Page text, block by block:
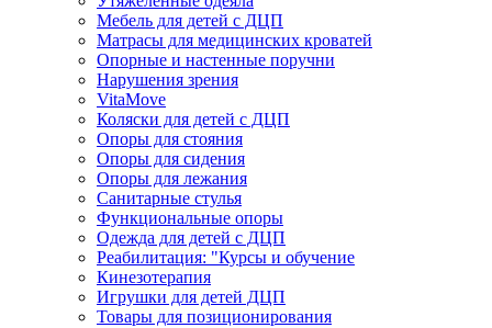
Мебель для детей с ДЦП
Матрасы для медицинских кроватей
Опорные и настенные поручни
Нарушения зрения
VitaMove
Коляски для детей с ДЦП
Опоры для стояния
Опоры для сидения
Опоры для лежания
Санитарные стулья
Функциональные опоры
Одежда для детей с ДЦП
Реабилитация: "Курсы и обучение
Кинезотерапия
Игрушки для детей ДЦП
Товары для позиционирования